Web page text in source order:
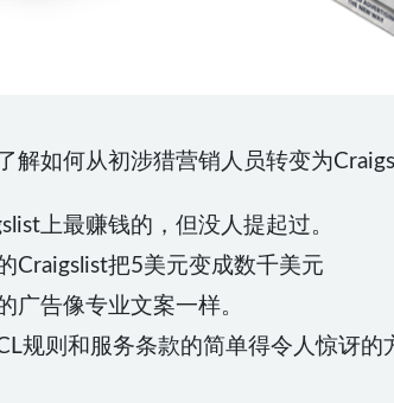
解如何从初涉猎营销人员转变为
上最赚钱的，但没人提起过。
Craigslist把5美元变成数千美元
广告像专业文案一样。
规则和服务条款的简单得令人惊讶的